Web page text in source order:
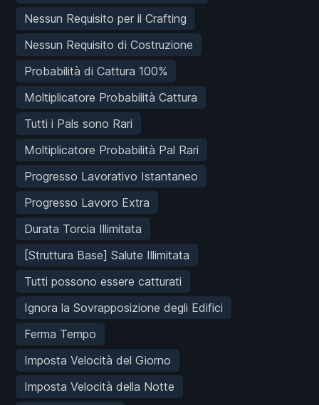
Nessun Requisito per il Crafting
Nessun Requisito di Costruzione
Probabilità di Cattura 100%
Moltiplicatore Probabilità Cattura
Tutti i Pals sono Rari
Moltiplicatore Probabilità Pal Rari
Progresso Lavorativo Istantaneo
Progresso Lavoro Extra
Durata Torcia Illimitata
[Struttura Base] Salute Illimitata
Tutti possono essere catturati
Ignora la Sovrapposizione degli Edifici
Ferma Tempo
Imposta Velocità del Giorno
Imposta Velocità della Notte